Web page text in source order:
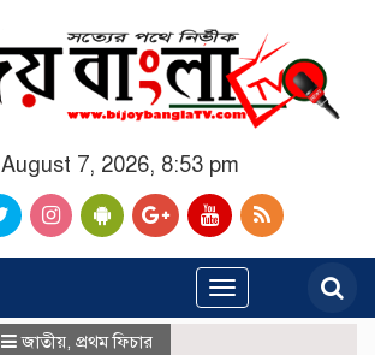
August 7, 2026, 8:53 pm
Toggle
navigation
জাতীয় প্রথম ফিচার